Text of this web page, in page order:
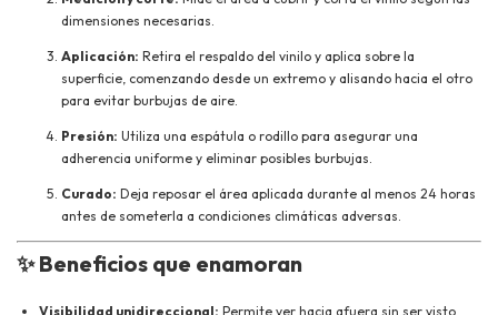
dimensiones necesarias.
Aplicación: Retira el respaldo del vinilo y aplica sobre la
superficie, comenzando desde un extremo y alisando hacia el otro
para evitar burbujas de aire.
Presión: Utiliza una espátula o rodillo para asegurar una
adherencia uniforme y eliminar posibles burbujas.
Curado: Deja reposar el área aplicada durante al menos 24 horas
antes de someterla a condiciones climáticas adversas.
✨Beneficios que enamoran
Visibilidad unidireccional: Permite ver hacia afuera sin ser visto